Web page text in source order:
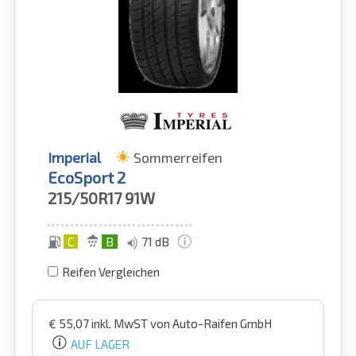
Imperial Sommerreifen
EcoSport 2
215/50R17 91W
C B 71 dB
Reifen Vergleichen
€ 55,07inkl. MwSTvon Auto-Raifen GmbH
AUF LAGER